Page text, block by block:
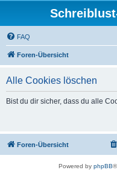
FAQ
Foren-Übersicht
Alle Cookies löschen
Bist du dir sicher, dass du alle
Foren-Übersicht
Powered by phpBB